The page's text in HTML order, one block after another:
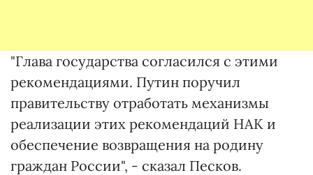
"Глава государства согласился с этими
рекомендациями. Путин поручил
правительству отработать механизмы
реализации этих рекомендаций НАК и
обеспечение возвращения на родину
граждан России", - сказал Песков.